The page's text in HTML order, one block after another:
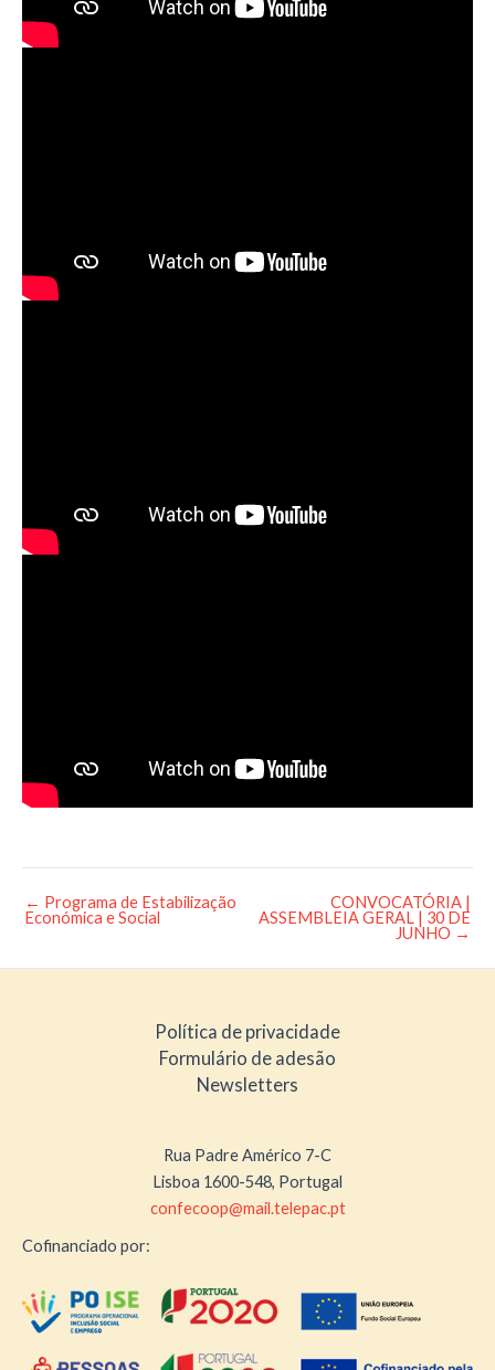
Post
← Programa de Estabilização
Económica e Social
CONVOCATÓRIA |
ASSEMBLEIA GERAL | 30 DE
JUNHO →
Política de privacidade
Formulário de adesão
Newsletters
Rua Padre Américo 7-C
Lisboa 1600-548, Portugal
confecoop@mail.telepac.pt
Cofinanciado por: